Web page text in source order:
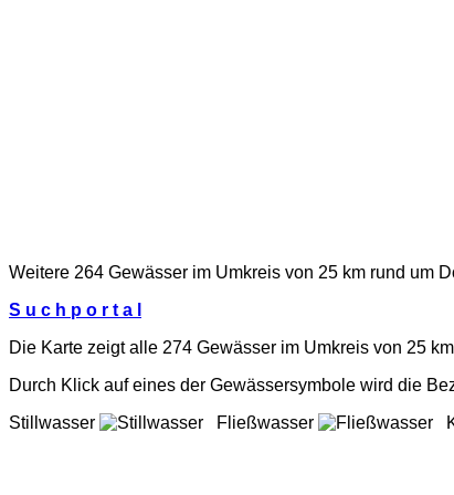
Weitere 264 Gewässer im Umkreis von 25 km rund um
S u c h p o r t a l
Die Karte zeigt alle 274 Gewässer im Umkreis von 25
Durch Klick auf eines der Gewässersymbole wird die
Stillwasser
Fließwasser